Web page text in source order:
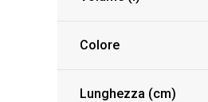
Colore
Lunghezza (cm)